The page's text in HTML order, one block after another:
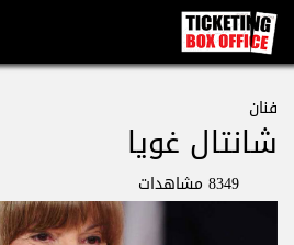
فنان
شانتال غويا
8349 مشاهدات